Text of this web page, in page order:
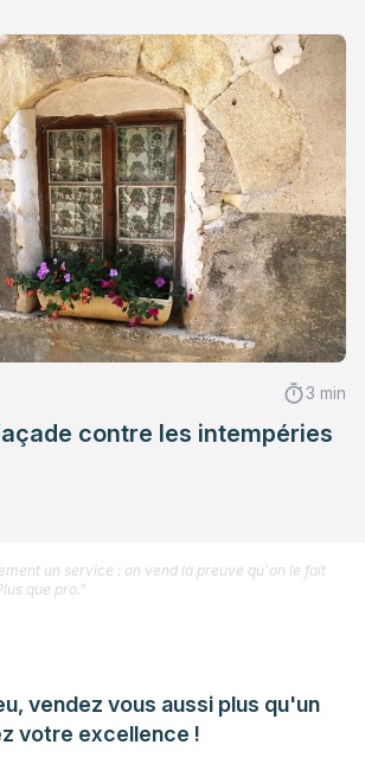
3 min
contre les intempéries
vendez vous aussi plus qu'un
votre excellence !
un service : on vend la preuve qu'on le fait
que pro."